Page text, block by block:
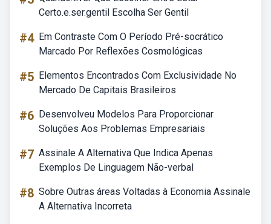
Certo.e.ser.gentil Escolha Ser Gentil
#4 Em Contraste Com O Período Pré-socrático
Marcado Por Reflexões Cosmológicas
#5 Elementos Encontrados Com Exclusividade No
Mercado De Capitais Brasileiros
#6 Desenvolveu Modelos Para Proporcionar
Soluções Aos Problemas Empresariais
#7 Assinale A Alternativa Que Indica Apenas
Exemplos De Linguagem Não-verbal
#8 Sobre Outras áreas Voltadas à Economia Assinale
A Alternativa Incorreta